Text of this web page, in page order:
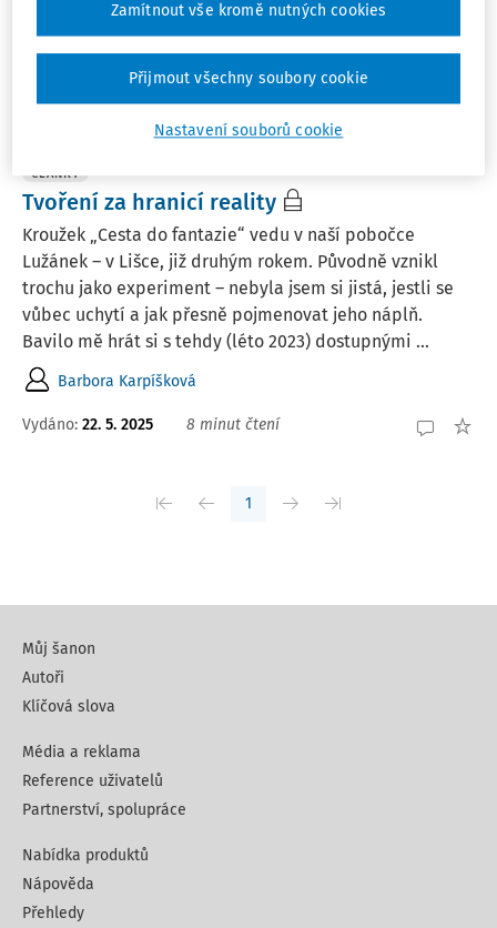
1
ČLÁNKY
Tvoření za hranicí reality
Kroužek „Cesta do fantazie“ vedu v naší pobočce
Lužánek – v Lišce, již druhým rokem. Původně vznikl
trochu jako experiment – nebyla jsem si jistá, jestli se
vůbec uchytí a jak přesně pojmenovat jeho náplň.
Bavilo mě hrát si s tehdy (léto 2023) dostupnými ...
Barbora Karpíšková
Vydáno: 22. 5. 2025 8 minut čtení
1
Můj šanon
Autoři
Klíčová slova
Média a reklama
Reference uživatelů
Partnerství, spolupráce
Nabídka produktů
Nápověda
Přehledy
Nastavení souborů cookie
Zamítnout vše kromě nutných cookies
Přijmout všechny soubory cookie